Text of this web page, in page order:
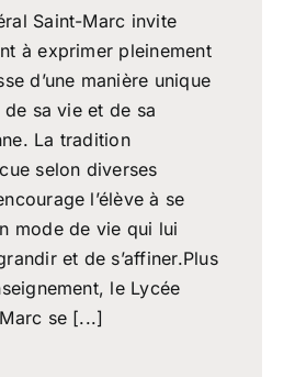
Saint-Marc invite
à exprimer pleinement
d’une manière unique
sa vie et de sa
La tradition
selon diverses
l’élève à se
mode de vie qui lui
et de s’affiner.Plus
le Lycée
se [...]